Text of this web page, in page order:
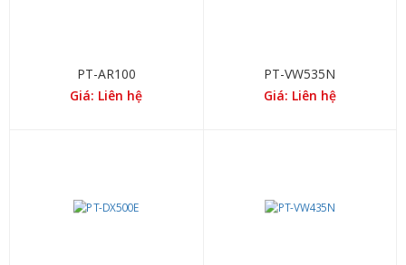
PT-AR100
Giá: Liên hệ
PT-VW535N
Giá: Liên hệ